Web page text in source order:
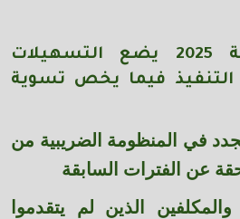
القانون 5 لسنة 2025 يضع التسهيلات
فيما يخص تسوية
في المنظومة الضريبية من
عن الفترات السابقة
الذين لم يتقدموا